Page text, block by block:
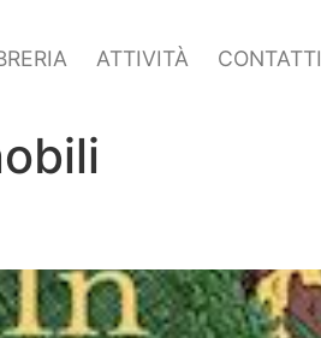
ATTIVITÀ CONTATTI